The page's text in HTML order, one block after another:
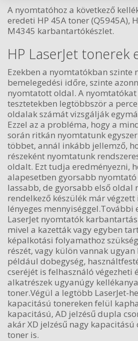
A nyomtatóhoz a következő
eredeti HP 45A toner (Q5945A),
M4345 karbantartókészlet.
HP LaserJet tonerek
Ezekben a nyomtatókban szinte
bemelegedési időre, szinte
nyomtatott oldal. A nyomtatókat
tesztetekben legtöbbször a
oldalak számát vizsgálják
Ezzel az a probléma, hogy a
során ritkán nyomtatunk
többet, annál inkább jellemző,
részeként nyomtatunk
oldalt. Ezt tudja eredményezni,
alapesetben gyorsabb nyomtató
lassabb, de gyorsabb első oldal
rendelkező készülék már
lényeges mennyiséggel.További
LaserJet nyomtatók
mivel a kazetták vagy egyben
képalkotási folyamathoz
részét, vagy külön vannak
például dobegység,
cseréjét is felhasználó végezheti
alkatrészek ugyanúgy
toner.Végül a legtöbb LaserJet-
kapacitású tonereken felül
kapacitású, AD jelzésű dupla
akár XD jelzésű nagy
toner is.